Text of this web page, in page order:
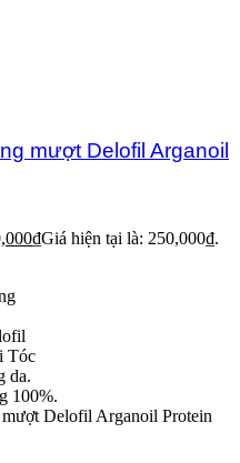
mượt Delofil Arganoil
₫Giá hiện tại là: 250,000₫.
Tóc
da.
100%.
Delofil Arganoil Protein